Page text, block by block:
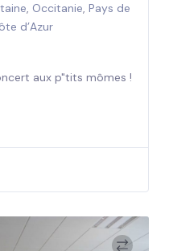
, Occitanie, Pays de
d’Azur
aux p"tits mômes !